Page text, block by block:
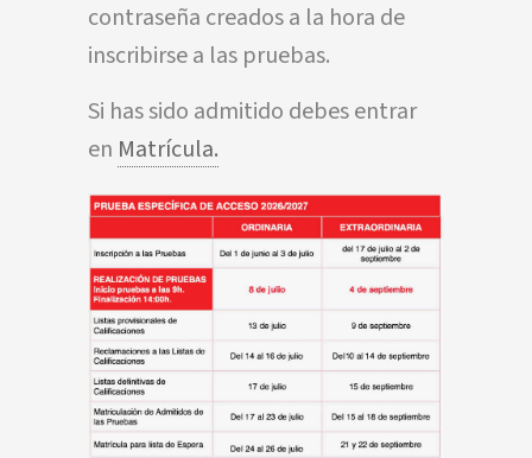
contraseña creados a la hora de
inscribirse a las pruebas.
Si has sido admitido debes entrar
en Matrícula.